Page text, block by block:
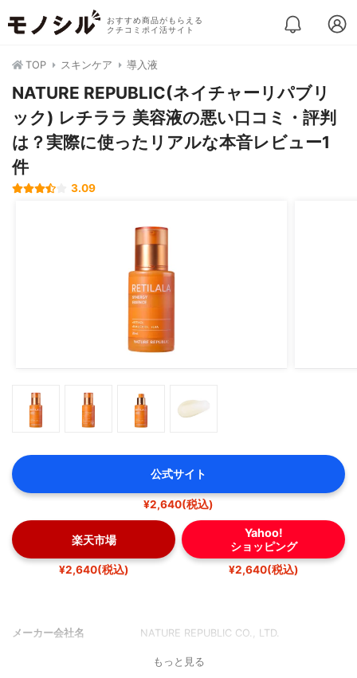
おすすめ商品がもらえる
クチコミポイ活サイト
TOP スキンケア 導入液
NATURE REPUBLIC(ネイチャーリパブリ
ック) レチララ 美容液の悪い口コミ・評判
は？実際に使ったリアルな本音レビュー1
件
3.09
公式サイト
¥2,640(税込)
楽天市場
¥2,640(税込)
Yahoo!
ショッピング
¥2,640(税込)
メーカー会社名 NATURE REPUBLIC CO., LTD.
もっと見る